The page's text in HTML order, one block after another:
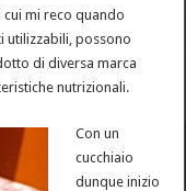
mi reco quando
utilizzabili, possono
di diversa marca
nutrizionali.
Con un
cucchiaio
dunque inizio